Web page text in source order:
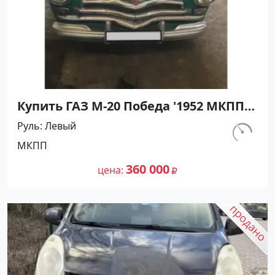
Купить ГАЗ М-20 Победа '1952 МКПП
(2100/52 л.с.) Бензин карбюратор
Горячий Ключ цвет Зелёный Хетчбэк
по цене 360000 рублей, объявление
№27461 на сайте Авторынок23
Руль Левый
МКПП
цена 360 000